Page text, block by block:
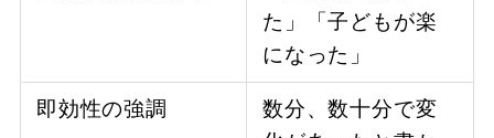
た」「子どもが楽
になった」
即効性の強調
数分、数十分で変